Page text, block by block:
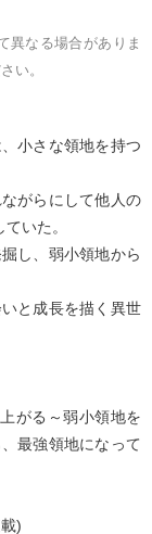
異なる場合がありま
い。
小さな領地を持つ
がらにして他人の
いた。
し、弱小領地から
と成長を描く異世
がる～弱小領地を
最強領地になって
)